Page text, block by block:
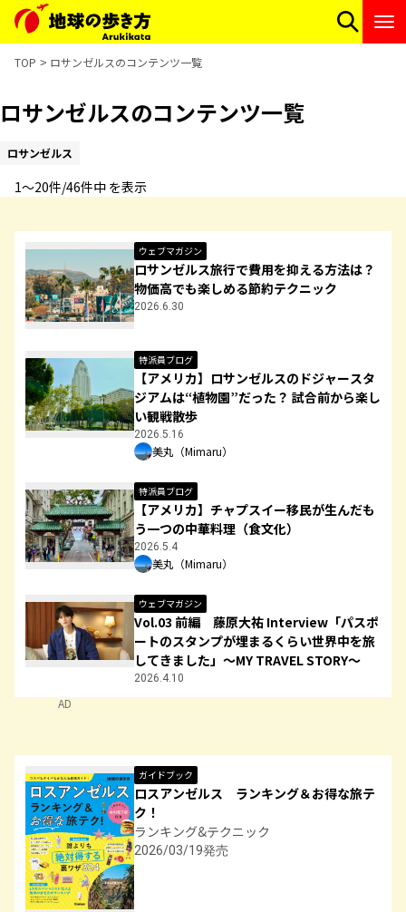
TOP ロサンゼルスのコンテンツ一覧
ロサンゼルスのコンテンツ一覧
ロサンゼルス
1〜20件/46件中 を表示
ウェブマガジン
ロサンゼルス旅行で費用を抑える方法は？
物価高でも楽しめる節約テクニック
2026.6.30
特派員ブログ
【アメリカ】ロサンゼルスのドジャースタ
ジアムは“植物園”だった？ 試合前から楽し
い観戦散歩
2026.5.16
美丸（Mimaru）
特派員ブログ
【アメリカ】チャプスイー移民が生んだも
う一つの中華料理（食文化）
2026.5.4
美丸（Mimaru）
ウェブマガジン
Vol.03 前編 藤原大祐 Interview「パスポ
ートのスタンプが埋まるくらい世界中を旅
してきました」～MY TRAVEL STORY～
2026.4.10
AD
ガイドブック
ロスアンゼルス ランキング＆お得な旅テ
ク！
ランキング&テクニック
2026/03/19発売